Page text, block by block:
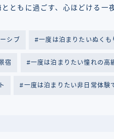
ともに過ごす、心ほどける一
シブ 一度は泊まりたいぬくも
宿 一度は泊まりたい憧れの高
一度は泊まりたい非日常体験